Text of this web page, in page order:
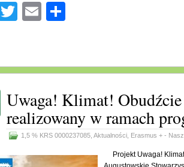
Facebook
TwitterEmail
Uwaga! Klimat!
realizowany w ramach
1,5 % KRS 0000237085 Aktualności Erasmus + -
Projekt Uwaga!